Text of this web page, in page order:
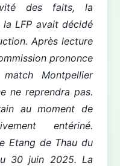
des faits, la
LFP avait décidé
Après lecture
prononce
Montpellier
ne reprendra pas.
au moment de
entériné.
Etang de Thau du
30 juin 2025. La